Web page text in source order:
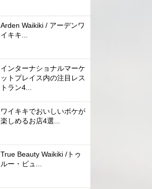
Arden Waikiki / アーデンワ
イキキ...
インターナショナルマーケ
ットプレイス内の注目レス
トラン4...
ワイキキでおいしいポケが
楽しめるお店4選...
True Beauty Waikiki /トゥ
ルー・ビュ...